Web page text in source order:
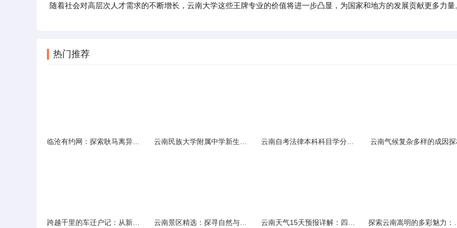
随着社会对高层次人才需求的不断增长，云南大学这些王牌专业的价值将进一步凸显，为国家和地方的发展贡献更多力量
热门推荐
云南气候复杂多样的成因